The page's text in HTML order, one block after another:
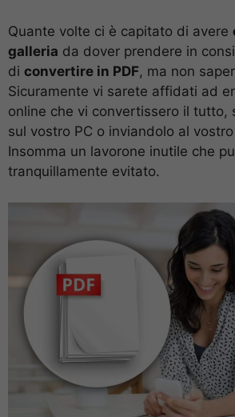
Quante volte ci è capitato di avere
galleria da dover prendere in
di convertire in PDF, ma non
Sicuramente vi sarete affidati ad
online che vi convertissero il tutto,
sul vostro PC o inviandolo al
Insomma un lavorone inutile che
tranquillamente evitato.